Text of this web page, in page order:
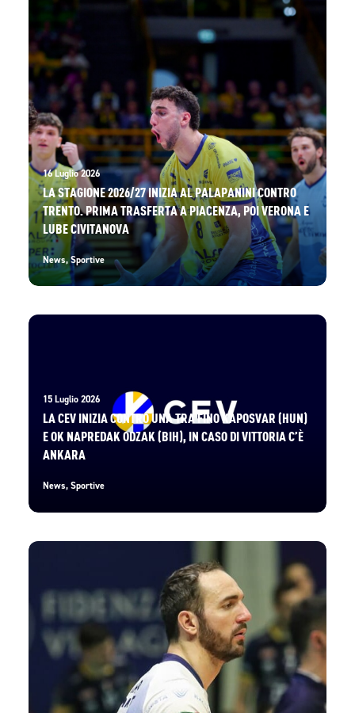
16 Luglio 2026
LA STAGIONE 2026/27 INIZIA AL PALAPANINI CONTRO
TRENTO. PRIMA TRASFERTA A PIACENZA, POI VERONA E
LUBE CIVITANOVA
News,Sportive
15 Luglio 2026
LA CEV INIZIA CONTRO UNA TRA FINO KAPOSVAR (HUN)
E OK NAPREDAK ODZAK (BIH), IN CASO DI VITTORIA C’È
ANKARA
News,Sportive